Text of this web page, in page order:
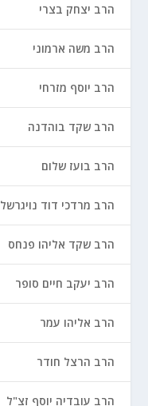
הרב יצחק בצרי
הרב משה ארמוני
הרב יוסף מזרחי
הרב שקד בוהדנה
הרב בועז שלום
הרב מרדכי דוד נויגרשל
הרב שקד אליהו פנחס
הרב יעקב חיים סופר
הרב אליהו עמר
הרב הרצל חודר
הרב עובדיה יוסף זצ"ל